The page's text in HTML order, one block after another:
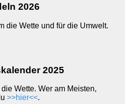
2026
die Wette und für die Umwelt.
2025
Wette. Wer am Meisten,
>>hier<<.